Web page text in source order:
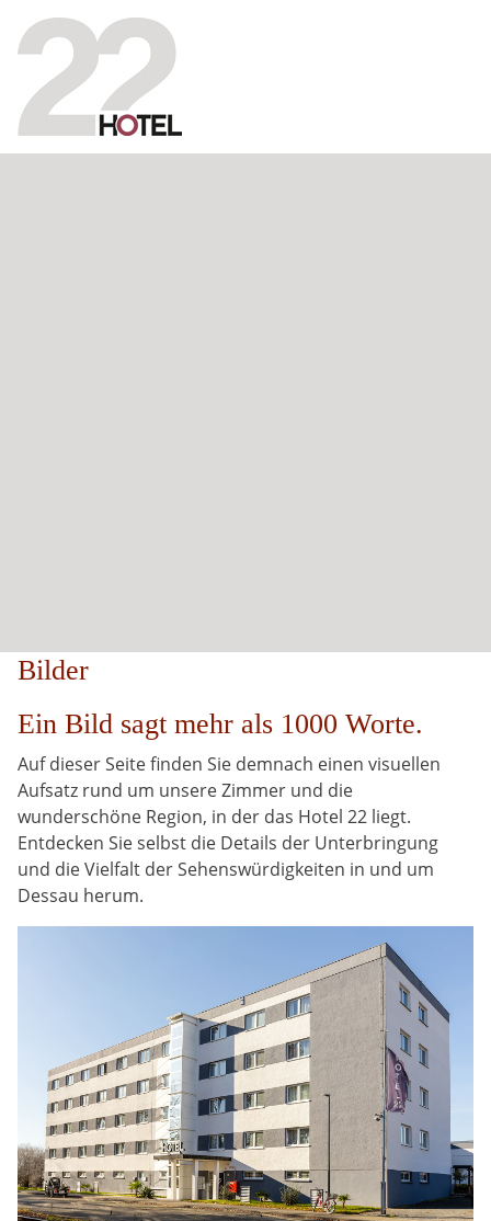
Bilder
Ein Bild sagt mehr als 1000 Worte.
Auf dieser Seite finden Sie demnach einen visuellen
Aufsatz rund um unsere Zimmer und die
wunderschöne Region, in der das Hotel 22 liegt.
Entdecken Sie selbst die Details der Unterbringung
und die Vielfalt der Sehenswürdigkeiten in und um
Dessau herum.